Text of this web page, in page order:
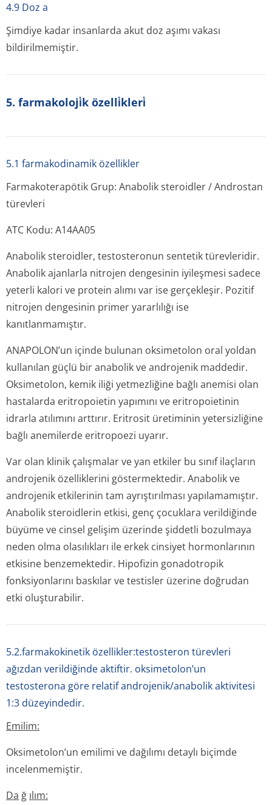
4.9 Doz a
Şimdiye kadar insanlarda akut doz aşımı vakası
bildirilmemiştir.
5. farmakoloji̇k özelli̇kleri̇
5.1 farmakodinamik özellikler
Farmakoterapötik Grup: Anabolik steroidler / Androstan
türevleri
ATC Kodu: A14AA05
Anabolik steroidler, testosteronun sentetik türevleridir.
Anabolik ajanlarla nitrojen dengesinin iyileşmesi sadece
yeterli kalori ve protein alımı var ise gerçekleşir. Pozitif
nitrojen dengesinin primer yararlılığı ise
kanıtlanmamıştır.
ANAPOLON’un içinde bulunan oksimetolon oral yoldan
kullanılan güçlü bir anabolik ve androjenik maddedir.
Oksimetolon, kemik iliği yetmezliğine bağlı anemisi olan
hastalarda eritropoietin yapımını ve eritropoietinin
idrarla atılımını arttırır. Eritrosit üretiminin yetersizliğine
bağlı anemilerde eritropoezi uyarır.
Var olan klinik çalışmalar ve yan etkiler bu sınıf ilaçların
androjenik özelliklerini göstermektedir. Anabolik ve
androjenik etkilerinin tam ayrıştırılması yapılamamıştır.
Anabolik steroidlerin etkisi, genç çocuklara verildiğinde
büyüme ve cinsel gelişim üzerinde şiddetli bozulmaya
neden olma olasılıkları ile erkek cinsiyet hormonlarının
etkisine benzemektedir. Hipofizin gonadotropik
fonksiyonlarını baskılar ve testisler üzerine doğrudan
etki oluşturabilir.
5.2.farmakokinetik özellikler:testosteron türevleri
ağızdan verildiğinde aktiftir. oksimetolon’un
testosterona göre relatif androjenik/anabolik aktivitesi
1:3 düzeyindedir.
Emilim:
Oksimetolon’un emilimi ve dağılımı detaylı biçimde
incelenmemiştir.
Da ğ ılım: